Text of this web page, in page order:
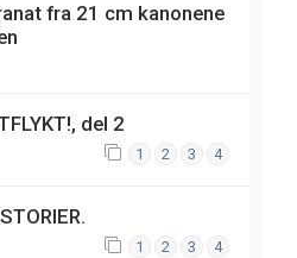
fra 21 cm kanonene
del 2
1 2 3 4
1 2 3 4